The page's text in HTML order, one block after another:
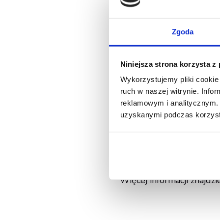
Zgoda
Niniejsza strona korzysta z
Wykorzystujemy pliki
ruch w naszej witrynie.
reklamowym i
uzyskanymi podczas
Europy w konkurencji
Freestyle podczas
miejsca w
trenerem oraz sędzią
Warszawie, gdzie
Dzięki rozpoczęciu
tego sportu i szerzenia
poznać rozmaite
Więcej informacji